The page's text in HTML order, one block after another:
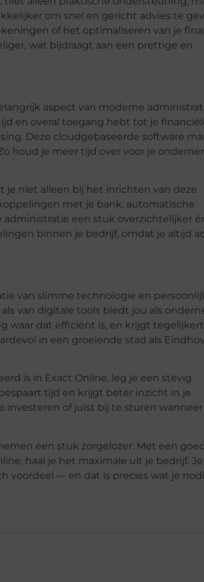
om snel en gericht advies te
of het optimaliseren van je
wat bijdraagt aan een prettige en
aspect van moderne
en overal toegang hebt tot je
Deze cloudgebaseerde software
houd je meer tijd over voor je
je niet alleen bij het inrichten van deze
met je bank, automatische
administratie een stuk overzichtelijker
binnen je bedrijf, omdat je altijd
van slimme technologie en
van digitale tools biedt jou als
waar dat efficiënt is, en krijgt
in een groeiende stad als
is in Exact Online, leg je een stevig
tijd en krijgt beter inzicht in je
investeren of juist bij te sturen
een stuk zorgelozer. Met een goed
haal je het maximale uit je bedrijf. Je
voordeel — en dat is precies wat je